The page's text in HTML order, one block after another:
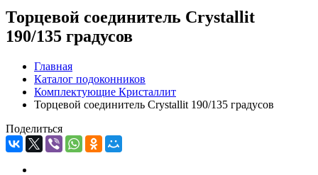
Торцевой соединитель Crystallit
190/135 градусов
Главная
Каталог подоконников
Комплектующие Кристаллит
Торцевой соединитель Crystallit 190/135 градусов
Поделиться